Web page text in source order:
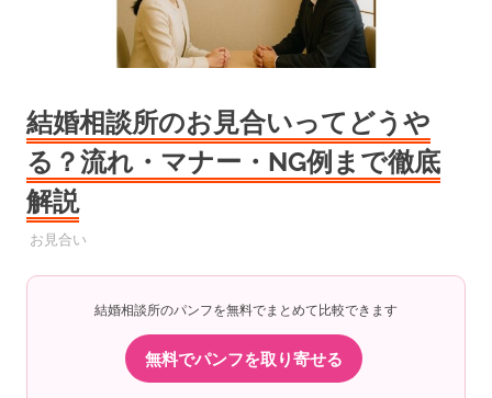
結婚相談所のお見合いってどうや
る？流れ・マナー・NG例まで徹底
解説
2025年9月9日
YYYPRO
お見合い
結婚相談所のパンフを無料でまとめて比較できます
無料でパンフを取り寄せる